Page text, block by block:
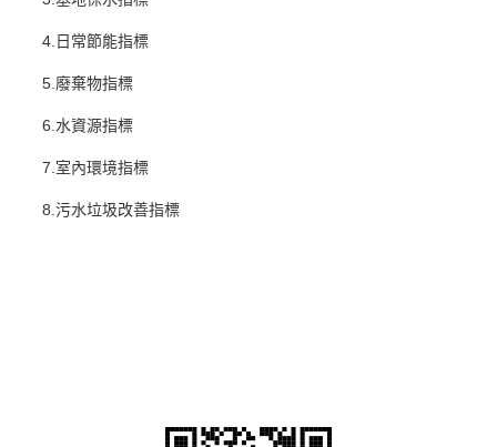
4.日常節能指標
5.廢棄物指標
6.水資源指標
7.室內環境指標
8.污水垃圾改善指標